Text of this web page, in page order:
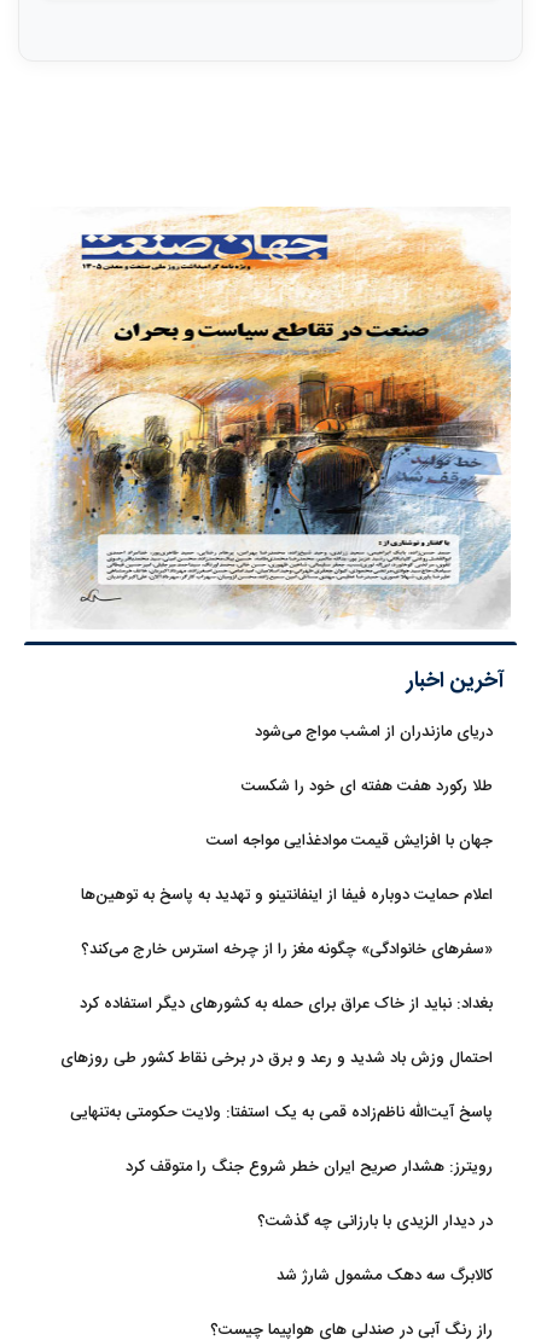
آخرین اخبار
دریای مازندران از امشب مواج می‌شود
طلا رکورد هفت هفته ای خود را شکست
جهان با افزایش قیمت موادغذایی مواجه است
اعلام حمایت دوباره فیفا از اینفانتینو و تهدید به پاسخ به توهین‌ها
«سفرهای خانوادگی» چگونه مغز را از چرخه استرس خارج می‌کند؟
بغداد: نباید از خاک عراق برای حمله به کشورهای دیگر استفاده کرد
احتمال وزش باد شدید و رعد و برق در برخی نقاط کشور طی روزهای
پاسخ آیت‌الله ناظم‌زاده قمی به یک استفتا: ولایت حکومتی به‌تنهایی
رویترز: هشدار صریح ایران خطر شروع جنگ را متوقف کرد
در دیدار الزیدی با بارزانی چه گذشت؟
کالابرگ سه دهک مشمول شارژ شد
راز رنگ آبی در صندلی های هواپیما چیست؟